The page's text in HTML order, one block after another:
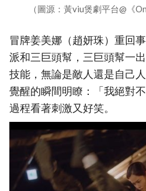
（圖源：黃viu煲劇平台@《
冒牌姜美娜（趙妍珠）重回
派和三巨頭幫，三巨頭幫一
技能，無論是敵人還是自己
覺醒的瞬間明瞭：「我絕對
過程看著刺激又好笑。